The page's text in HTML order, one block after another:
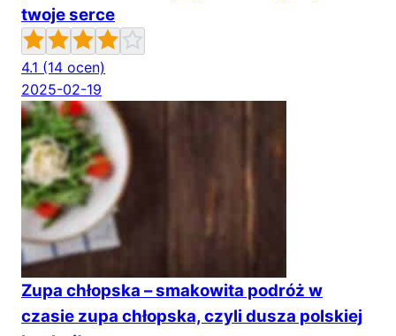
twoje serce
4.1 (14 ocen)
2025-02-19
Zupa chłopska – smakowita podróż w
czasie zupa chłopska, czyli dusza polskiej